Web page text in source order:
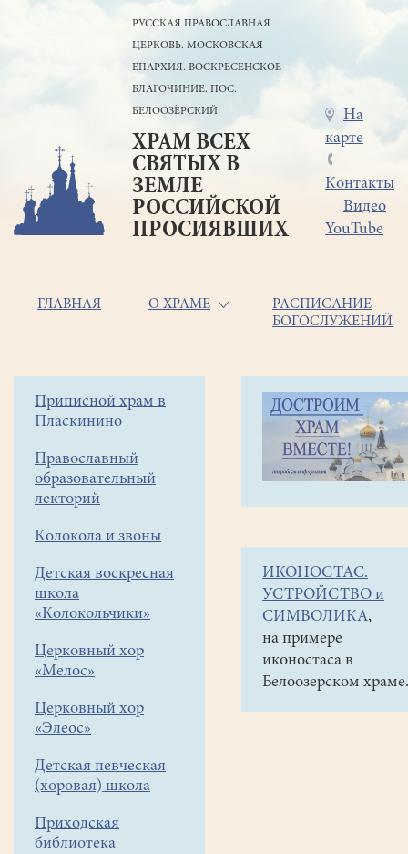
РУССКАЯ ПРАВОСЛАВНАЯ
ЦЕРКОВЬ. МОСКОВСКАЯ
ЕПАРХИЯ. ВОСКРЕСЕНСКОЕ
БЛАГОЧИНИЕ. ПОС.
БЕЛООЗЁРСКИЙ
ХРАМ ВСЕХ
СВЯТЫХ В
ЗЕМЛЕ
РОССИЙСКОЙ
ПРОСИЯВШИХ
Меню
в
шапке
На
карте
Контакты
Видео
YouTube
Основная
ГЛАВНАЯ О ХРАМЕ
РАСПИСАНИЕ
БОГОСЛУЖЕНИЙ
Боковое
меню
Приписной храм в
Пласкинино
Православный
образовательный
лекторий
Колокола и звоны
Детская воскресная
школа
«Колокольчики»
Церковный хор
«Мелос»
Церковный хор
«Элеос»
Детская певческая
(хоровая) школа
Приходская
библиотека
Строка
навигации
Объявления
10-
КМЦ
КЛИО
спектакль
ИКОНОСТАС.
УСТРОЙСТВО и
СИМВОЛИКА,
на примере
иконостаса в
Белоозерском храме.